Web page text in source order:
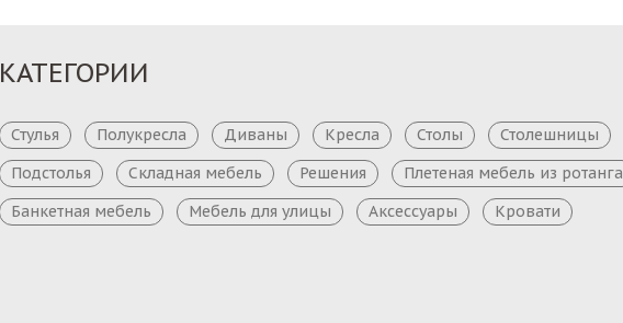
КАТЕГОРИИ
Стулья Полукресла Диваны Кресла Столы
Столешницы
Подстолья
Складная мебель Решения
Плетеная мебель из ротанга
Банкетная мебель
Мебель для улицы Аксессуары Кровати